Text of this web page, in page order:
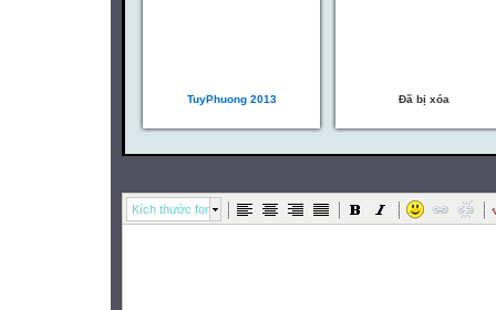
TuyPhuong 2013 Đã bị xóa
Kích thước font